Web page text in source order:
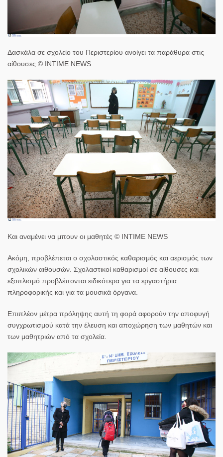
Δασκάλα σε σχολείο του Περιστερίου ανοίγει τα παράθυρα στις
αίθουσες © INTIME NEWS
Και αναμένει να μπουν οι μαθητές © INTIME NEWS
Ακόμη, προβλέπεται ο σχολαστικός καθαρισμός και αερισμός των
σχολικών αιθουσών . Σχολαστικοί καθαρισμοί σε αίθουσες και
εξοπλισμό προβλέπονται ειδικότερα για τα εργαστήρια
πληροφορικής και για τα μουσικά όργανα
Επιπλέον μέτρα πρόληψης αυτή τη φορά αφορούν την αποφυγή
συγχρωτισμού κατά την έλευση και αποχώρηση των μαθητών και
των μαθητριών από τα σχολεία.